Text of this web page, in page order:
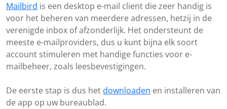
Mailbird is een desktop e-mail client die zeer handig is
voor het beheren van meerdere adressen, hetzij in de
verenigde inbox of afzonderlijk. Het ondersteunt de
meeste e-mailproviders, dus u kunt bijna elk soort
account stimuleren met handige functies voor e-
mailbeheer, zoals leesbevestigingen.
De eerste stap is dus het downloaden en installeren van
de app op uw bureaublad.